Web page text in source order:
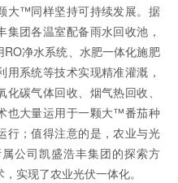
大™同样坚持可持续发展。据
团各温室配备雨水回收池，
净水系统、水肥一体化施肥
系统等技术实现精准灌溉，
碳气体回收、烟气热回收、
也大量运用于一颗大™番茄种
行；值得注意的是，农业与光
公司凯盛浩丰集团的探索方
实现了农业光伏一体化。